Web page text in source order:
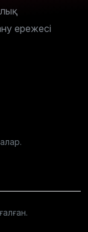
ережесі